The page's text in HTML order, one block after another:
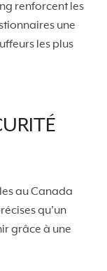
renforcent les
une
les plus
au Canada
qu'un
grâce à une